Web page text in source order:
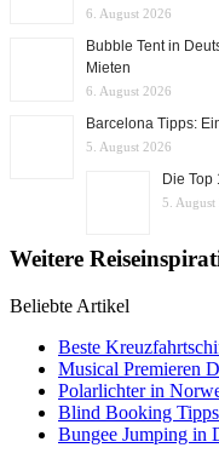
6. August 2026
Bubble Tent in
Mieten
6. August 2026
Barcelona Tipps:
5. August 2026
Die Top
5. August
Weitere
Beliebte Artikel
Beste
Musical Premieren
Polarlichter in
Blind Booking
Bungee Jumping in